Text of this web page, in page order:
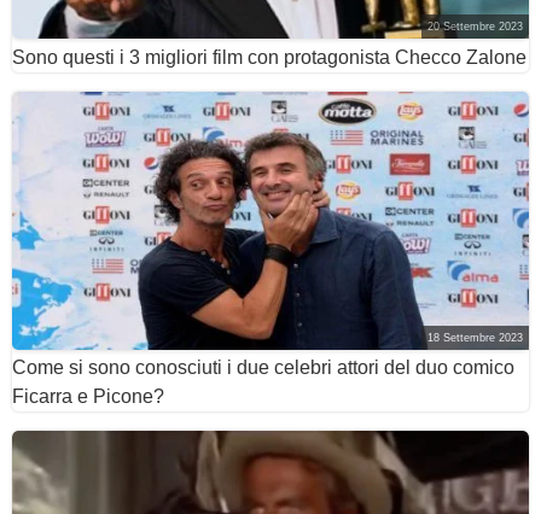
20 Settembre 2023
Sono questi i 3 migliori film con protagonista Checco Zalone
18 Settembre 2023
Come si sono conosciuti i due celebri attori del duo comico
Ficarra e Picone?